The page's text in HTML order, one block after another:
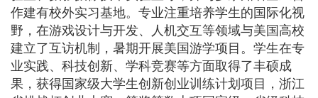
作建有校外实习基地。专业注重培养学生的国际化视
野，在游戏设计与开发、人机交互等领域与美国高校
建立了互访机制，暑期开展美国游学项目。学生在专
业实践、科技创新、学科竞赛等方面取得了丰硕成
果，获得国家级大学生创新创业训练计划项目，浙江